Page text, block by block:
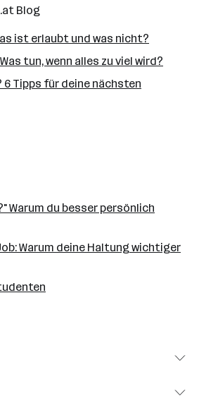
Blog
ist erlaubt und was nicht?
tun, wenn alles zu viel wird?
6 Tipps für deine nächsten
Warum du besser persönlich
Warum deine Haltung wichtiger